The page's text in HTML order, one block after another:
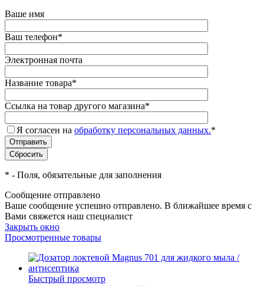
Ваше имя
Ваш телефон*
Электронная почта
Название товара*
Ссылка на товар другого магазина*
Я согласен на обработку персональных данных.*
* - Поля, обязательные для заполнения
Сообщение отправлено
Ваше сообщение успешно отправлено. В ближайшее время с
Вами свяжется наш специалист
Закрыть окно
Просмотренные товары
Быстрый просмотр